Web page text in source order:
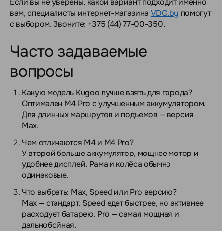
Если вы не уверены, какой вариант подходит именно
вам, специалисты интернет-магазина VDO.by помогут
с выбором. Звоните: +375 (44) 77-00-350.
Часто задаваемые
вопросы
Какую модель Kugoo лучше взять для города?
Оптимален M4 Pro с улучшенным аккумулятором.
Для длинных маршрутов и подъемов — версия
Max.
Чем отличаются M4 и M4 Pro?
У второй больше аккумулятор, мощнее мотор и
удобнее дисплей. Рама и колёса обычно
одинаковые.
Что выбрать: Max, Speed или Pro версию?
Max — стандарт. Speed едет быстрее, но активнее
расходует батарею. Pro — самая мощная и
дальнобойная.